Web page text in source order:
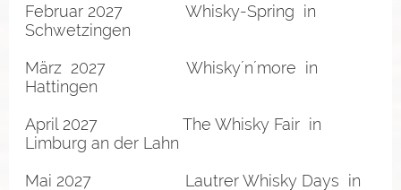
Februar 2027 Whisky-Spring in
Schwetzingen
März 2027 Whisky´n´more in
Hattingen
April 2027 The Whisky Fair in
Limburg an der Lahn
Mai 2027 Lautrer Whisky Days in